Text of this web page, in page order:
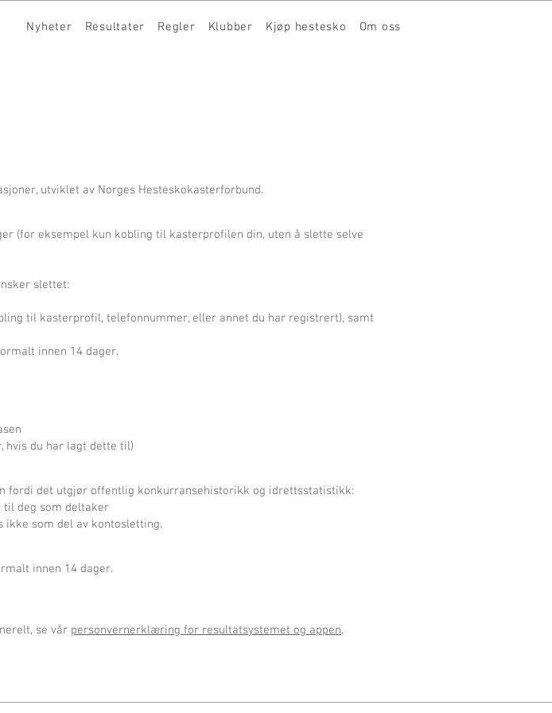
Nyheter Resultater Regler Klubber Kjøp hestesko Om oss
utviklet av Norges Hesteskokasterforbund.
(for eksempel kun kobling til kasterprofilen din, uten å slette selve
slettet:
til kasterprofil, telefonnummer, eller annet du har registrert), samt
innen 14 dager.
hvis du har lagt dette til)
fordi det utgjør offentlig konkurransehistorikk og idrettsstatistikk:
til deg som deltaker
som del av kontosletting.
innen 14 dager.
se vår personvernerklæring for resultatsystemet og appen.